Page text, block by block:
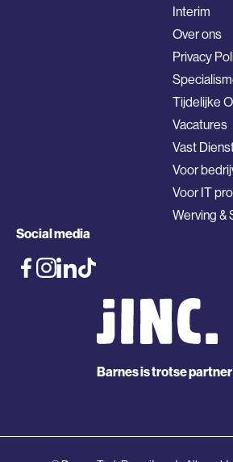
Interim
Over ons
Privacy
Tijdelijke
Vacatures
Vast
Voor
Voor IT
Werving &
Social media
Barnes is trotse